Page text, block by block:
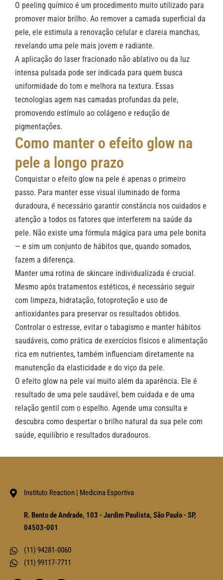
O peeling químico é um procedimento muito utilizado para
promover maior brilho. Ao remover a camada superficial da
pele, ele estimula a renovação celular e clareia manchas,
revelando uma pele mais jovem e radiante.
A aplicação do laser fracionado não ablativo ou da luz
intensa pulsada pode ser indicada para quem busca
uniformidade do tom e melhora na textura. Essas
tecnologias agem nas camadas profundas da pele,
promovendo estímulo ao colágeno e redução de
pigmentações.
Como manter o efeito glow na
pele a longo prazo
Conquistar o efeito glow na pele é apenas o primeiro
passo. Para manter esse visual iluminado de forma
duradoura, é necessário garantir constância nos cuidados e
atenção a todos os fatores que interferem na saúde da
pele. Não existe uma fórmula mágica para uma pele bonita
— e sim um conjunto de hábitos que, quando somados,
fazem a diferença.
Manter uma rotina de skincare individualizada é crucial.
Mesmo após tratamentos estéticos, é necessário seguir
com limpeza, hidratação, fotoproteção e uso de
antioxidantes para preservar os resultados obtidos.
Controlar o estresse, evitar o tabagismo e manter hábitos
saudáveis, como prática de exercícios físicos e alimentação
rica em nutrientes, também influenciam diretamente na
manutenção da elasticidade e do viço da pele.
O efeito glow na pele vai muito além da aparência. Ele é
resultado de uma pele saudável, bem cuidada e de uma
relação gentil com o espelho. Agende uma consulta e
descubra como despertar o brilho natural da sua pele com
saúde, equilíbrio e resultados duradouros.
Instituto Reaction | Medicina Esportiva
R. Bento de Andrade, 103 - Jardim Paulista, São Paulo - SP,
04503-001
(11)‪ 94281‑0060‬
(11) ‪99117‑7711‬